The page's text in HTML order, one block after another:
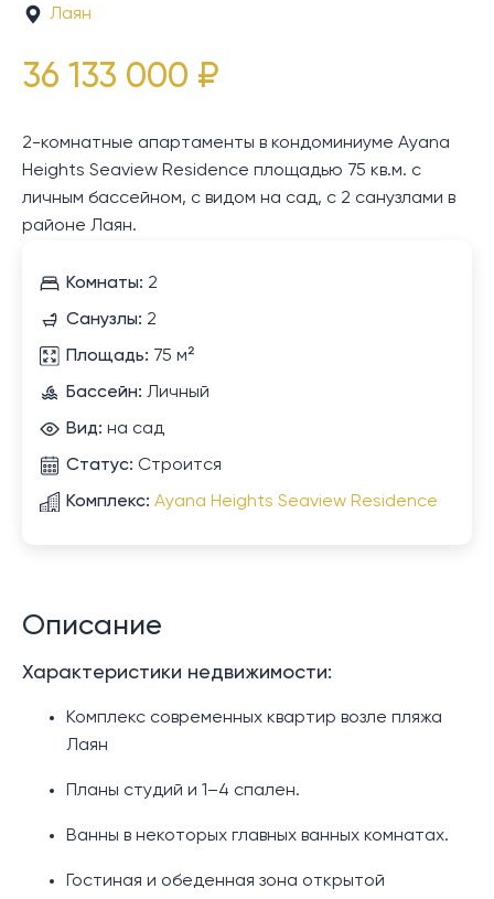
Лаян
36 133 000 ₽
2-комнатные апартаменты в кондоминиуме Ayana
Heights Seaview Residence площадью 75 кв.м. с
личным бассейном, с видом на сад, с 2 санузлами в
районе Лаян.
Комнаты: 2
Санузлы: 2
Площадь: 75 м²
Бассейн: Личный
Вид: на сад
Статус: Строится
Комплекс: Ayana Heights Seaview Residence
Описание
Характеристики недвижимости:
Комплекс современных квартир возле пляжа
Лаян
Планы студий и 1–4 спален.
Ванны в некоторых главных ванных комнатах.
Гостиная и обеденная зона открытой